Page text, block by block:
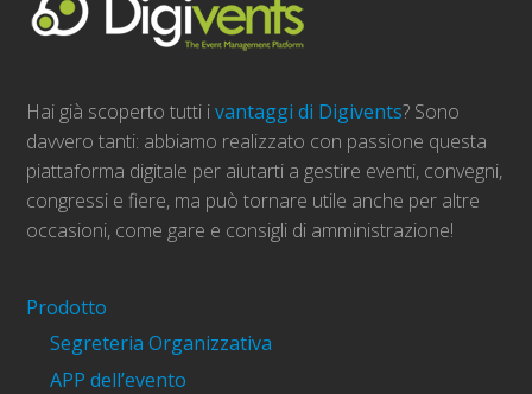
Hai già scoperto tutti ivantaggi di Digivents? Sono
davvero tanti: abbiamo realizzato con passione questa
piattaforma digitale per aiutarti a gestire eventi, convegni,
congressi e fiere, ma può tornare utile anche per altre
occasioni, come gare e consigli di amministrazione!
Prodotto
Segreteria Organizzativa
APP dell’evento